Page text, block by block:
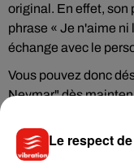
original. En effet, son
phrase « Je n'aime ni
échange avec le
Vous pouvez donc
Neymar" dès
Le respect